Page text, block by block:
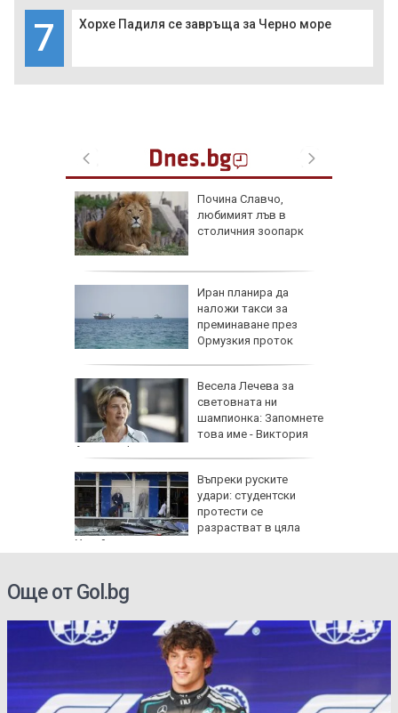
7 Хорхе Падиля се завръща за Черно море
Почина Славчо,
любимият лъв в
столичния зоопарк
Иран планира да
наложи такси за
преминаване през
Ормузкия проток
Весела Лечева за
световната ни
шампионка: Запомнете
това име - Виктория
Ангелова!
Въпреки руските
удари: студентски
протести се
разрастват в цяла
Украйна
Още от Gol.bg